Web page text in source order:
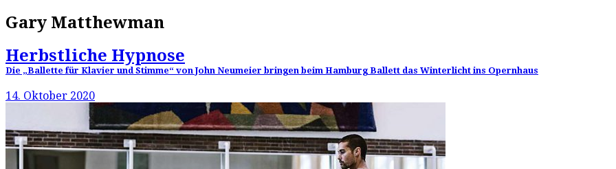
Gary Matthewman
Herbstliche Hypnose
Die „Ballette für Klavier und Stimme“ von John Neumeier bringen beim Hamburg Ballett das Winterlicht ins Opernhaus
14. Oktober 2020